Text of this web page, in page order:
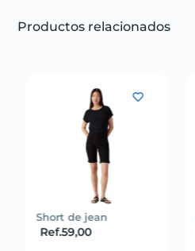
Productos relacionados
Short de jean
Ref.59,00